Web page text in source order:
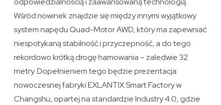
Wśród nowinek znajdzie się między innymi wyjątkowy
system napędu Quad-Motor AWD, który ma zapewniać
niespotykaną stabilność i przyczepność, a do tego
rekordowo krótką drogę hamowania – zaledwie 32
metry. Dopełnieniem tego będzie prezentacja
nowoczesnej fabryki EXLANTIX Smart Factory w
Changshu, opartej na standardzie Industry 4.0, gdzie